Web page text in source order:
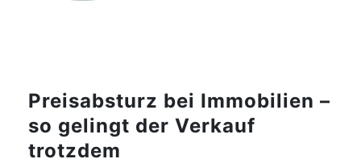
Preisabsturz bei Immobilien –
so gelingt der Verkauf
trotzdem